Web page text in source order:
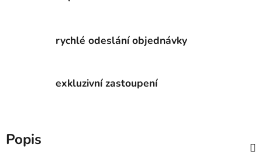
rychlé odeslání objednávky
exkluzivní zastoupení
Popis